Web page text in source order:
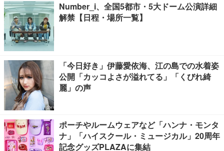
Number_i、全国5都市・5大ドーム公演詳細
解禁【日程・場所一覧】
「今日好き」伊藤愛依海、江の島での水着姿
公開「カッコよさが溢れてる」「くびれ綺
麗」の声
ポーチやルームウェアなど「ハンナ・モンタ
ナ」「ハイスクール・ミュージカル」20周年
記念グッズPLAZAに集結